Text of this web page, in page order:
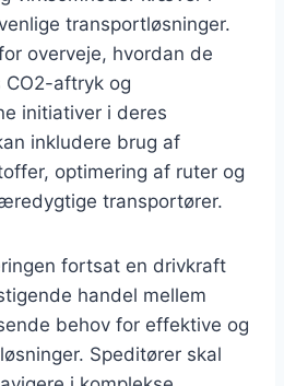
transportløsninger.
overveje, hvordan de
CO2-aftryk og
initiativer i deres
inkludere brug af
optimering af ruter og
transportører.
fortsat en drivkraft
handel mellem
behov for effektive og
Speditører skal